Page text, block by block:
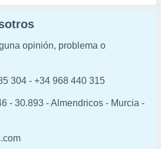
opinión, problema o
304 - +34 968 440 315
- 30.893 - Almendricos - Murcia -